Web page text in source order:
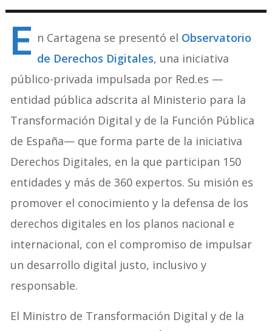
E n Cartagena se presentó el Observatorio
de Derechos Digitales, una iniciativa
público-privada impulsada por Red.es —
entidad pública adscrita al Ministerio para la
Transformación Digital y de la Función Pública
de España— que forma parte de la iniciativa
Derechos Digitales, en la que participan 150
entidades y más de 360 expertos. Su misión es
promover el conocimiento y la defensa de los
derechos digitales en los planos nacional e
internacional, con el compromiso de impulsar
un desarrollo digital justo, inclusivo y
responsable.
El Ministro de Transformación Digital y de la